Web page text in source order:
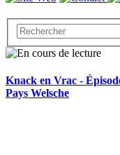
Knack en Vrac -
Pays Welsche